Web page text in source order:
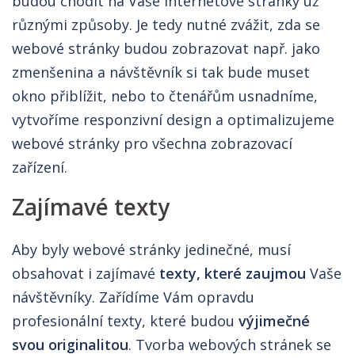
různými způsoby. Je tedy nutné zvážit, zda se
webové stránky budou zobrazovat např. jako
zmenšenina a návštěvník si tak bude muset
okno přiblížit, nebo to čtenářům usnadníme,
vytvoříme responzivní design a optimalizujeme
webové stránky pro všechna zobrazovací
zařízení.
Zajímavé texty
Aby byly webové stránky jedinečné, musí
obsahovat i zajímavé texty, které zaujmou Vaše
návštěvníky. Zařídíme Vám opravdu
profesionální texty, které budou výjimečné
svou originalitou. Tvorba webových stránek se